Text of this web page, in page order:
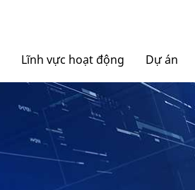
Lĩnh vực hoạt động
Nội thất Ngọc Diệp
Bao bì Ngọc Diệp
NGOCDIEPWINDOW
Dự án